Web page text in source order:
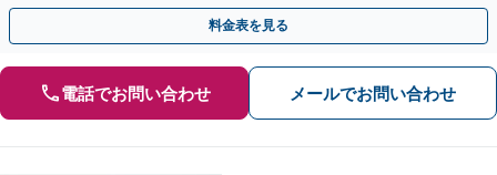
ださい。【電話・メール・WEB相談可】
料金表を見る
電話でお問い合わせ メールでお問い合わせ